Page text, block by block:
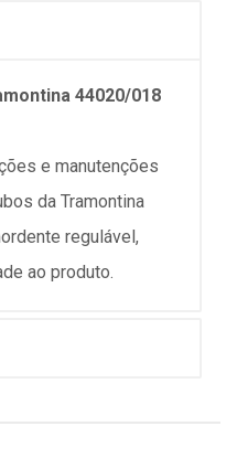
44020/018
e manutenções
da Tramontina
regulável,
ao produto.